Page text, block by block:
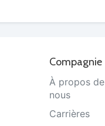
Compagnie
À propos de
nous
Carrières